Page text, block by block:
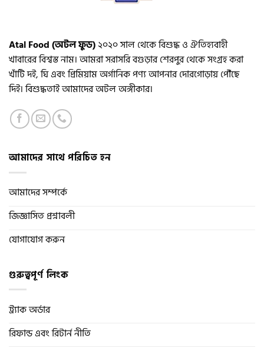
Atal Food (অটল ফুড)২০২০ সাল থেকে বিশুদ্ধ ও ঐতিহ্যবাহী
খাবারের বিশ্বস্ত নাম। আমরা সরাসরি বগুড়ার শেরপুর থেকে সংগ্রহ করা
খাঁটি দই, ঘি এবং প্রিমিয়াম অর্গানিক পণ্য আপনার দোরগোড়ায় পৌঁছে
দিই। বিশুদ্ধতাই আমাদের অটল অঙ্গীকার।
আমাদের সাথে পরিচিত হন
আমাদের সম্পর্কে
জিজ্ঞাসিত প্রশ্নাবলী
যোগাযোগ করুন
গুরুত্বপূর্ণ লিংক
ট্র্যাক অর্ডার
রিফান্ড এবং রিটার্ন নীতি